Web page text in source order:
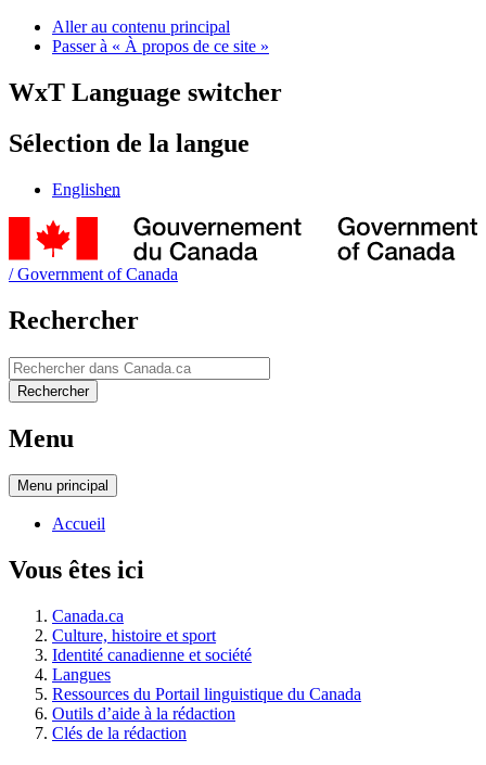
Aller au contenu principal
Passer à « À propos de ce site »
WxT Language switcher
Sélection de la langue
Englishen
/Government of Canada
Rechercher
Rechercher
Rechercher
Menu
Menu principal
Accueil
Vous êtes ici
Canada.ca
Culture, histoire et sport
Identité canadienne et société
Langues
Ressources du Portail linguistique du Canada
Outils d’aide à la rédaction
Clés de la rédaction